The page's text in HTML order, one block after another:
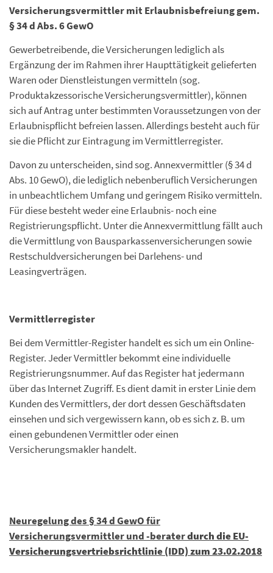
Versicherungsvermittler mit Erlaubnisbefreiung gem.
§ 34 d Abs. 6 GewO
Gewerbetreibende, die Versicherungen lediglich als
Ergänzung der im Rahmen ihrer Haupttätigkeit gelieferten
Waren oder Dienstleistungen vermitteln (sog.
Produktakzessorische Versicherungsvermittler), können
sich auf Antrag unter bestimmten Voraussetzungen von der
Erlaubnispflicht befreien lassen. Allerdings besteht auch für
sie die Pflicht zur Eintragung im Vermittlerregister.
Davon zu unterscheiden, sind sog. Annexvermittler (§ 34 d
Abs. 10 GewO), die lediglich nebenberuflich Versicherungen
in unbeachtlichem Umfang und geringem Risiko vermitteln.
Für diese besteht weder eine Erlaubnis- noch eine
Registrierungspflicht. Unter die Annexvermittlung fällt auch
die Vermittlung von Bausparkassenversicherungen sowie
Restschuldversicherungen bei Darlehens- und
Leasingverträgen.
Vermittlerregister
Bei dem Vermittler-Register handelt es sich um ein Online-
Register. Jeder Vermittler bekommt eine individuelle
Registrierungsnummer. Auf das Register hat jedermann
über das Internet Zugriff. Es dient damit in erster Linie dem
Kunden des Vermittlers, der dort dessen Geschäftsdaten
einsehen und sich vergewissern kann, ob es sich z. B. um
einen gebundenen Vermittler oder einen
Versicherungsmakler handelt.
Neuregelung des § 34 d GewO für
Versicherungsvermittler und -beraterdurch die EU-
Versicherungsvertriebsrichtlinie (IDD) zum 23.02.2018